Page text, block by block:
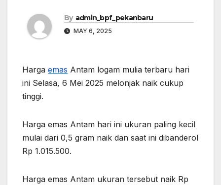
By admin_bpf_pekanbaru
MAY 6, 2025
Harga emas Antam logam mulia terbaru hari
ini Selasa, 6 Mei 2025 melonjak naik cukup
tinggi.
Harga emas Antam hari ini ukuran paling kecil
mulai dari 0,5 gram naik dan saat ini dibanderol
Rp 1.015.500.
Harga emas Antam ukuran tersebut naik Rp